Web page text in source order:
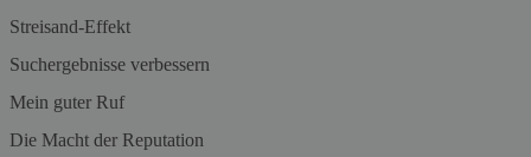
Streisand-Effekt
Suchergebnisse verbessern
Mein guter Ruf
Die Macht der Reputation